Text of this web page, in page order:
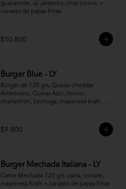
guacamole, ají jalapeño, chip tocino. +
canasto de papas fritas
$10.800
Burger Blue - LY
Burger de 120 grs, Queso cheddar
Americano, Queso Azul, tocino,
champiñón, Lechuga, mayonesa kraft. +
$9.800
Burger Mechada Italiana - LY
Carne Mechada 120 grs. palta, tomate,
mayonesa Kraft + canasto de papas fritas